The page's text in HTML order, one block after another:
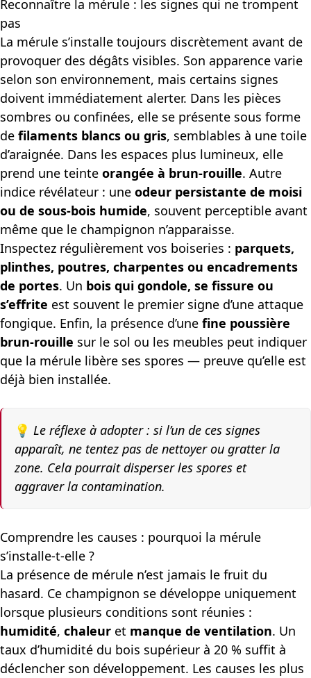
Reconnaître la mérule : les signes qui ne trompent
pas
La mérule s’installe toujours discrètement avant de
provoquer des dégâts visibles. Son apparence varie
selon son environnement, mais certains signes
doivent immédiatement alerter. Dans les pièces
sombres ou confinées, elle se présente sous forme
de filaments blancs ou gris, semblables à une toile
d’araignée. Dans les espaces plus lumineux, elle
prend une teinte orangée à brun-rouille. Autre
indice révélateur : une odeur persistante de moisi
ou de sous-bois humide, souvent perceptible avant
même que le champignon n’apparaisse.
Inspectez régulièrement vos boiseries : parquets,
plinthes, poutres, charpentes ou encadrements
de portes. Un bois qui gondole, se fissure ou
s’effrite est souvent le premier signe d’une attaque
fongique. Enfin, la présence d’une fine poussière
brun-rouille sur le sol ou les meubles peut indiquer
que la mérule libère ses spores — preuve qu’elle est
déjà bien installée.
💡 Le réflexe à adopter : si l’un de ces signes
apparaît, ne tentez pas de nettoyer ou gratter la
zone. Cela pourrait disperser les spores et
aggraver la contamination.
Comprendre les causes : pourquoi la mérule
s’installe-t-elle ?
La présence de mérule n’est jamais le fruit du
hasard. Ce champignon se développe uniquement
lorsque plusieurs conditions sont réunies :
humidité, chaleur et manque de ventilation. Un
taux d’humidité du bois supérieur à 20 % suffit à
déclencher son développement. Les causes les plus